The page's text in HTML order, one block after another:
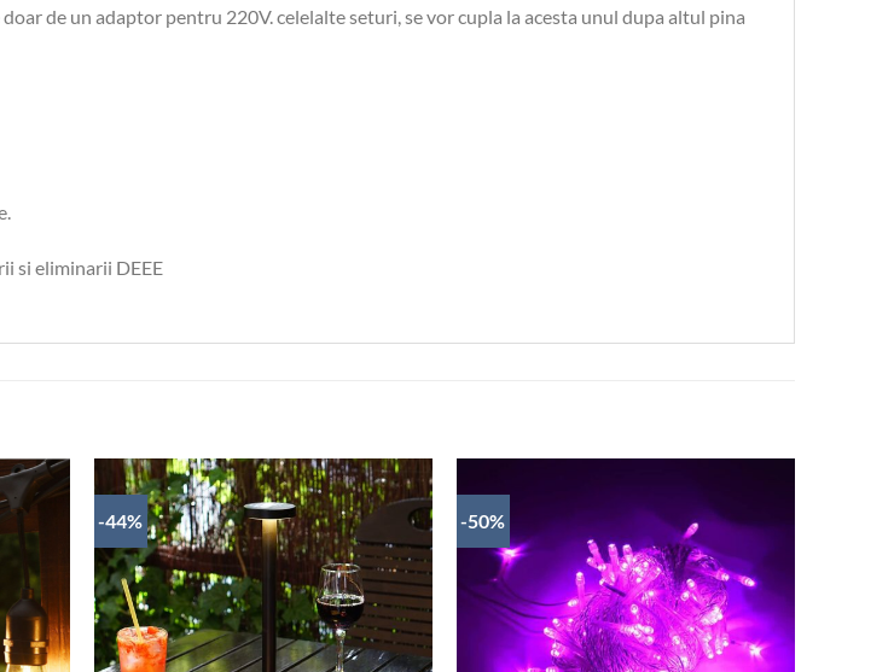
de un adaptor pentru 220V. celelalte seturi, se vor cupla la acesta unul dupa altul pina
si eliminarii DEEE
-44%
ADAUGĂ
ÎN
WISHLIST
-50%
ADAUGĂ
WISHLIST